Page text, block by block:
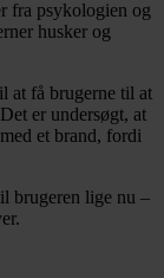
fra psykologien og
husker og
at få brugerne til at
er undersøgt, at
et brand, fordi
brugeren lige nu –